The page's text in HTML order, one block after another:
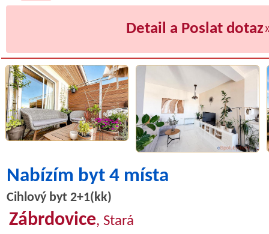
Detail a Poslat dotaz
Nabízím byt 4 místa
Cihlový byt 2+1(kk)
Zábrdovice, Stará